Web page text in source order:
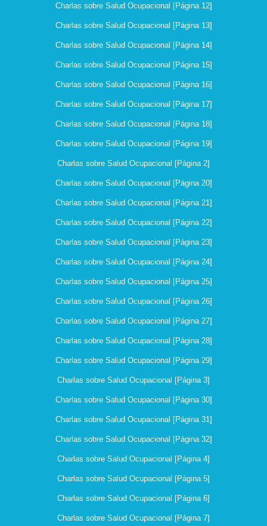
Charlas sobre Salud Ocupacional [Página 12]
Charlas sobre Salud Ocupacional [Página 13]
Charlas sobre Salud Ocupacional [Página 14]
Charlas sobre Salud Ocupacional [Página 15]
Charlas sobre Salud Ocupacional [Página 16]
Charlas sobre Salud Ocupacional [Página 17]
Charlas sobre Salud Ocupacional [Página 18]
Charlas sobre Salud Ocupacional [Página 19]
Charlas sobre Salud Ocupacional [Página 2]
Charlas sobre Salud Ocupacional [Página 20]
Charlas sobre Salud Ocupacional [Página 21]
Charlas sobre Salud Ocupacional [Página 22]
Charlas sobre Salud Ocupacional [Página 23]
Charlas sobre Salud Ocupacional [Página 24]
Charlas sobre Salud Ocupacional [Página 25]
Charlas sobre Salud Ocupacional [Página 26]
Charlas sobre Salud Ocupacional [Página 27]
Charlas sobre Salud Ocupacional [Página 28]
Charlas sobre Salud Ocupacional [Página 29]
Charlas sobre Salud Ocupacional [Página 3]
Charlas sobre Salud Ocupacional [Página 30]
Charlas sobre Salud Ocupacional [Página 31]
Charlas sobre Salud Ocupacional [Página 32]
Charlas sobre Salud Ocupacional [Página 4]
Charlas sobre Salud Ocupacional [Página 5]
Charlas sobre Salud Ocupacional [Página 6]
Charlas sobre Salud Ocupacional [Página 7]